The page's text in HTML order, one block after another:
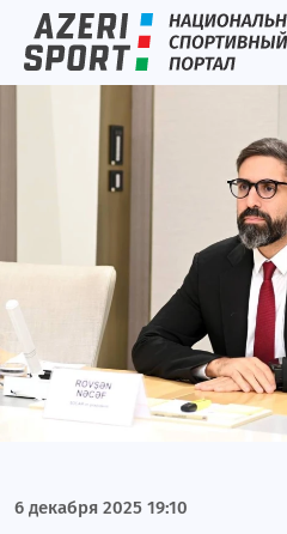
Блог Имрана Гусейнова
Блог Рустама Фаталиева
Женский блог
Блог Туйгуна Надирова
Блог Оксаны Пархоменко
Блог Властимила Петржелы
Блог Джокичы Хаджиевского
Блог Фаната
6 декабря 2025 19:10